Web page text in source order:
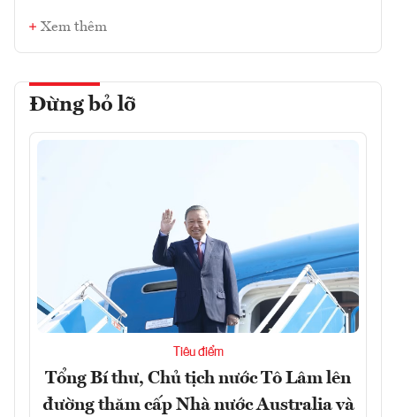
Xem thêm
Đừng bỏ lỡ
Tiêu điểm
Tổng Bí thư, Chủ tịch nước Tô Lâm lên
đường thăm cấp Nhà nước Australia và